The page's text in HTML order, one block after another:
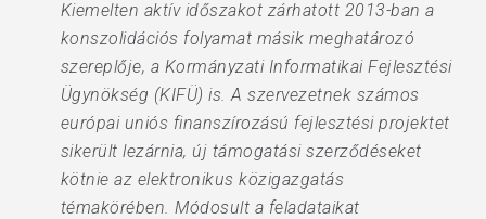
Kiemelten aktív időszakot zárhatott 2013-ban a
konszolidációs folyamat másik meghatározó
szereplője, a Kormányzati Informatikai Fejlesztési
Ügynökség (KIFÜ) is. A szervezetnek számos
európai uniós finanszírozású fejlesztési projektet
sikerült lezárnia, új támogatási szerződéseket
kötnie az elektronikus közigazgatás
témakörében. Módosult a feladataikat